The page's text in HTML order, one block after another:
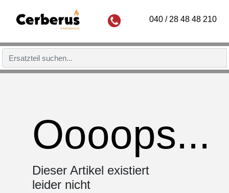
040 / 28 48 48 210
Oooops...
Dieser Artikel existiert
leider nicht